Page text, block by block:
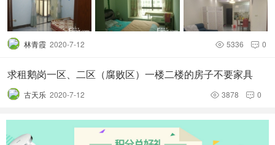
林青霞 2020-7-12  0
 5336
求租鹅岗一区、二区（腐败区）一楼二楼的房子不要家具
古天乐 2020-7-12  0
 3878